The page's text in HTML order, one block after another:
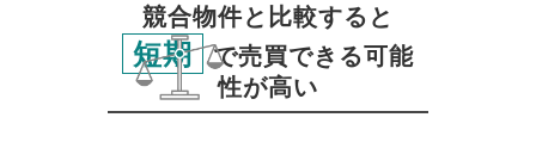
競合物件と比較すると
短期
で売買できる可能
性が高い